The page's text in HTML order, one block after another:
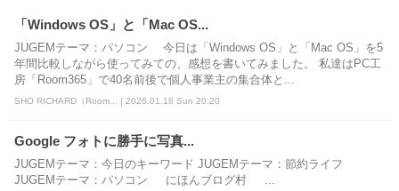
「Windows OS」と「Mac OS...
JUGEMテーマ：パソコン 今日は「Windows OS」と「Mac OS」を5
年間比較しながら使ってみての、感想を書いてみました。 私達はPC工
房「Room365」で40名前後で個人事業主の集合体と...
SHO RICHARD（Room... | 2026.01.18 Sun 20:20
Google フォトに勝手に写真...
JUGEMテーマ：今日のキーワード JUGEMテーマ：節約ライフ
JUGEMテーマ：パソコン にほんブログ村 ...